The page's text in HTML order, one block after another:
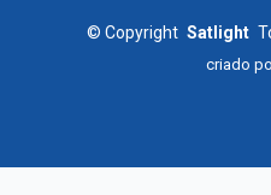
© Copyright Satlight
criado